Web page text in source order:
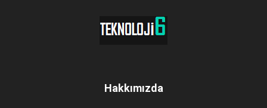
Hakkımızda